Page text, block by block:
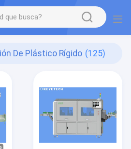
De Plástico Rígido (125)